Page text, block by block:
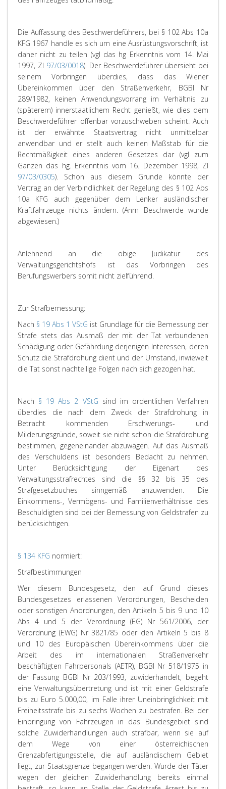
Die Auffassung des Beschwerdeführers, bei § 102 Abs 10a
KFG 1967 handle es sich um eine Ausrüstungsvorschrift, ist
daher nicht zu teilen (vgl das hg Erkenntnis vom 14. Mai
1997, Zl 97/03/0018). Der Beschwerdeführer übersieht bei
seinem Vorbringen überdies, dass das Wiener
Übereinkommen über den Straßenverkehr, BGBl Nr
289/1982, keinen Anwendungsvorrang im Verhältnis zu
(späterem) innerstaatlichem Recht genießt, wie dies dem
Beschwerdeführer offenbar vorzuschweben scheint. Auch
ist der erwähnte Staatsvertrag nicht unmittelbar
anwendbar und er stellt auch keinen Maßstab für die
Rechtmäßigkeit eines anderen Gesetzes dar (vgl zum
Ganzen das hg. Erkenntnis vom 16. Dezember 1998, Zl
97/03/0305). Schon aus diesem Grunde könnte der
Vertrag an der Verbindlichkeit der Regelung des § 102 Abs
10a KFG auch gegenüber dem Lenker ausländischer
Kraftfahrzeuge nichts ändern. (Anm Beschwerde wurde
abgewiesen.)
Anlehnend an die obige Judikatur des
Verwaltungsgerichtshofs ist das Vorbringen des
Berufungswerbers somit nicht zielführend.
Zur Strafbemessung:
Nach § 19 Abs 1 VStG ist Grundlage für die Bemessung der
Strafe stets das Ausmaß der mit der Tat verbundenen
Schädigung oder Gefährdung derjenigen Interessen, deren
Schutz die Strafdrohung dient und der Umstand, inwieweit
die Tat sonst nachteilige Folgen nach sich gezogen hat.
Nach § 19 Abs 2 VStG sind im ordentlichen Verfahren
überdies die nach dem Zweck der Strafdrohung in
Betracht kommenden Erschwerungs- und
Milderungsgründe, soweit sie nicht schon die Strafdrohung
bestimmen, gegeneinander abzuwägen. Auf das Ausmaß
des Verschuldens ist besonders Bedacht zu nehmen.
Unter Berücksichtigung der Eigenart des
Verwaltungsstrafrechtes sind die §§ 32 bis 35 des
Strafgesetzbuches sinngemäß anzuwenden. Die
Einkommens-, Vermögens- und Familienverhältnisse des
Beschuldigten sind bei der Bemessung von Geldstrafen zu
berücksichtigen.
§ 134 KFG normiert:
Strafbestimmungen
Wer diesem Bundesgesetz, den auf Grund dieses
Bundesgesetzes erlassenen Verordnungen, Bescheiden
oder sonstigen Anordnungen, den Artikeln 5 bis 9 und 10
Abs 4 und 5 der Verordnung (EG) Nr 561/2006, der
Verordnung (EWG) Nr 3821/85 oder den Artikeln 5 bis 8
und 10 des Europäischen Übereinkommens über die
Arbeit des im internationalen Straßenverkehr
beschäftigten Fahrpersonals (AETR), BGBl Nr 518/1975 in
der Fassung BGBl Nr 203/1993, zuwiderhandelt, begeht
eine Verwaltungsübertretung und ist mit einer Geldstrafe
bis zu Euro 5.000,00, im Falle ihrer Uneinbringlichkeit mit
Freiheitsstrafe bis zu sechs Wochen zu bestrafen. Bei der
Einbringung von Fahrzeugen in das Bundesgebiet sind
solche Zuwiderhandlungen auch strafbar, wenn sie auf
dem Wege von einer österreichischen
Grenzabfertigungsstelle, die auf ausländischem Gebiet
liegt, zur Staatsgrenze begangen werden. Wurde der Täter
wegen der gleichen Zuwiderhandlung bereits einmal